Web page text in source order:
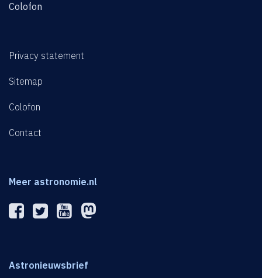
Colofon
Privacy statement
Sitemap
Colofon
Contact
Meer astronomie.nl
Astronieuwsbrief